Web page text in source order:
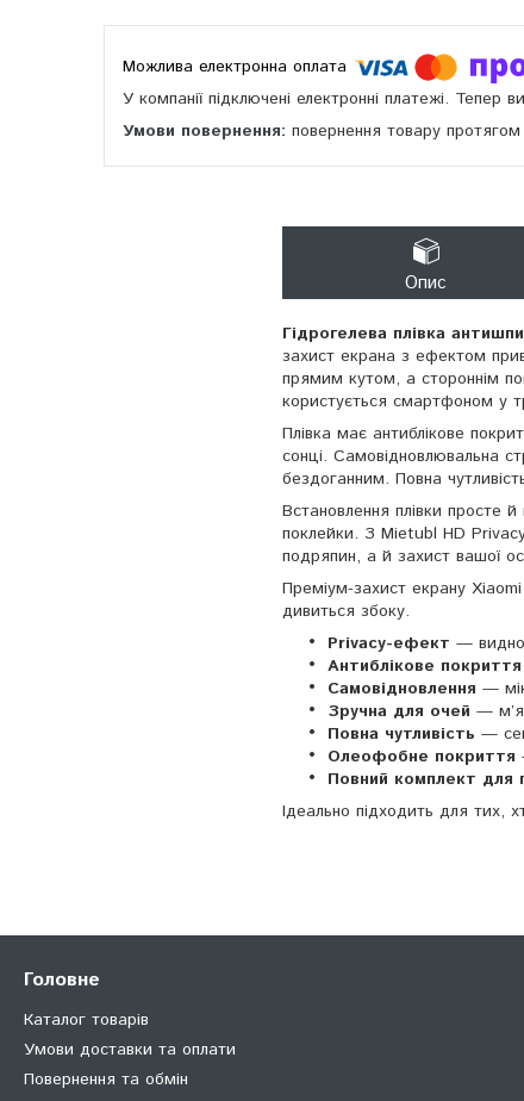
У компанії підключені електронні платежі.
повернення товару протягом
Опис
Гідрогелева плівка
захист екрана з ефектом
прямим кутом, а стороннім
користується смартфоном у
Плівка має антиблікове
сонці. Самовідновлювальна
бездоганним. Повна
Встановлення плівки просте
поклейки. З Mietubl HD
подряпин, а й захист вашої
Преміум-захист екрану
дивиться збоку.
Privacy-ефект — видно
Антиблікове покриття
Самовідновлення —
Зручна для очей —
Повна чутливість —
Олеофобне покриття
Повний комплект для
Ідеально підходить для тих,
Головне
Каталог товарів
Умови доставки та оплати
Повернення та обмін